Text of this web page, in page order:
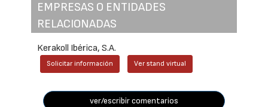
EMPRESAS O ENTIDADES
RELACIONADAS
Kerakoll Ibérica, S.A.
Solicitar información Ver stand virtual
ver/escribir comentarios